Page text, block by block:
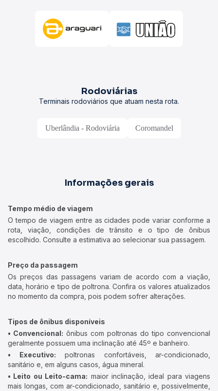
Rodoviárias
Terminais rodoviários que atuam nesta rota.
Uberlândia - Rodoviária Coromandel
Informações gerais
Tempo médio de viagem
O tempo de viagem entre as cidades pode variar conforme a
rota, viação, condições de trânsito e o tipo de ônibus
escolhido. Consulte a estimativa ao selecionar sua passagem.
Preço da passagem
Os preços das passagens variam de acordo com a viação,
data, horário e tipo de poltrona. Confira os valores atualizados
no momento da compra, pois podem sofrer alterações.
Tipos de ônibus disponíveis
• Convencional: ônibus com poltronas do tipo convencional
geralmente possuem uma inclinação até 45º e banheiro.
• Executivo: poltronas confortáveis, ar-condicionado,
sanitário e, em alguns casos, água mineral.
• Leito ou Leito-cama: maior inclinação, ideal para viagens
mais longas, com ar-condicionado, sanitário e, possivelmente,